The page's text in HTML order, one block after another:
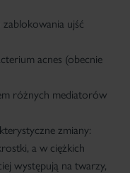
ujść
acnes (obecnie
różnych mediatorów
zmiany:
a w ciężkich
występują na twarzy,